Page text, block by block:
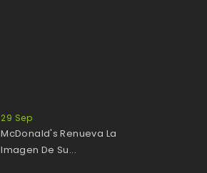
29 Sep
McDonald's Renueva La
Imagen De Su...